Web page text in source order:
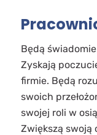
Będą
Zyskają
firmie. Będą
swoich
swojej roli w
Zwiększą swoją